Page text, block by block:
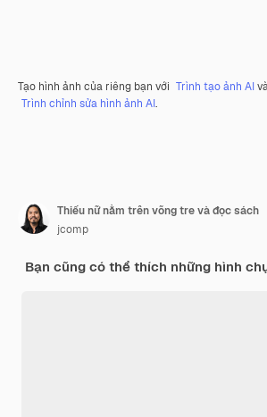
Tạo hình ảnh của riêng bạn với Trình tạo ảnh AI
Trình chỉnh sửa hình ảnh AI.
Thiếu nữ nằm trên võng tre và đọc sách
jcomp
Bạn cũng có thể thích những hình